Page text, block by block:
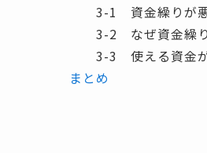
3-1 資金繰りが悪
3-2 なぜ資金繰り
3-3 使える資金が
まとめ